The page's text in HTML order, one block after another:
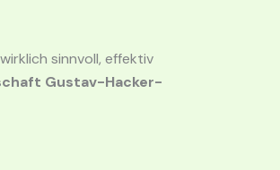
sinnvoll, effektiv
Gustav-Hacker-